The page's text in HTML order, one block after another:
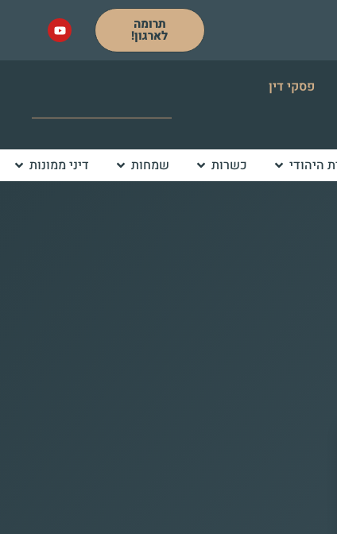
תרומה
לארגון!
פסקי דין
היהודי כשרות שמחות דיני ממונות